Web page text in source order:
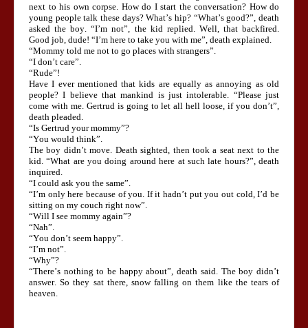
next to his own corpse. How do I start the conversation? How do
young people talk these days? What’s hip? “What’s good?”, death
asked the boy. “I’m not”, the kid replied. Well, that backfired.
Good job, dude! “I’m here to take you with me”, death explained.
“Mommy told me not to go places with strangers”.
“I don’t care”.
“Rude”!
Have I ever mentioned that kids are equally as annoying as old
people? I believe that mankind is just intolerable. “Please just
come with me. Gertrud is going to let all hell loose, if you don’t”,
death pleaded.
“Is Gertrud your mommy”?
“You would think”.
The boy didn’t move. Death sighted, then took a seat next to the
kid. “What are you doing around here at such late hours?”, death
inquired.
“I could ask you the same”.
“I’m only here because of you. If it hadn’t put you out cold, I’d be
sitting on my couch right now”.
“Will I see mommy again”?
“Nah”.
“You don’t seem happy”.
“I’m not”.
“Why”?
“There’s nothing to be happy about”, death said. The boy didn’t
answer. So they sat there, snow falling on them like the tears of
heaven.